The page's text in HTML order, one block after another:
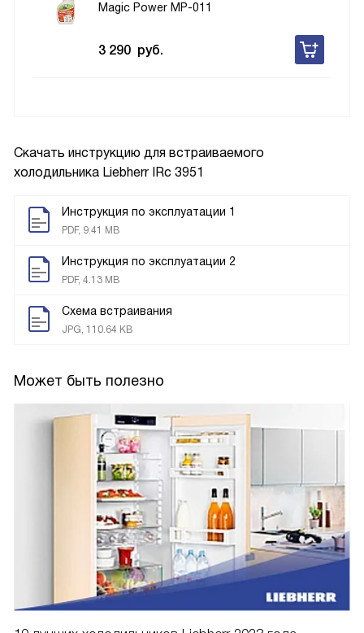
Скачать инструкцию для встраиваемого
холодильника Liebherr IRc 3951
Инструкция по эксплуатации 1
PDF, 9.41 MB
Инструкция по эксплуатации 2
PDF, 4.13 MB
Схема встраивания
JPG, 110.64 KB
Может быть полезно
Magic Power MP-011
3 290 руб.